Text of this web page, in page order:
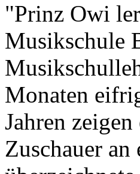
"Prinz Owi
Musikschule
Monaten
Jahren
Zuschauer